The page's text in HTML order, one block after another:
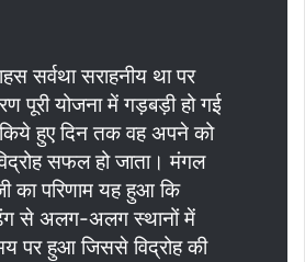
सर्वथा सराहनीय था पर
पूरी योजना में गड़बड़ी हो गई
किये हुए दिन तक वह अपने को
सफल हो जाता। मंगल
का परिणाम यह हुआ कि
से अलग-अलग स्थानों में
हुआ जिससे विद्रोह की